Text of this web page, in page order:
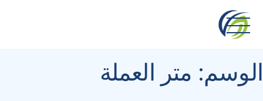
content
الوسم: متر العملة